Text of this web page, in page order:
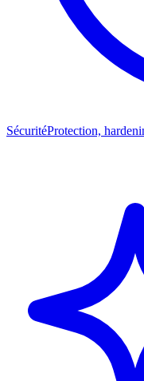
SécuritéProtection,